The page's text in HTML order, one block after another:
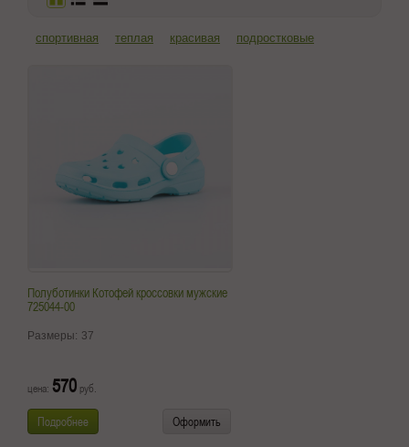
спортивная теплая красивая подростковые
Полуботинки Котофей кроссовки мужские
725044-00
Размеры: 37
цена: 570 руб.
Подробнее Оформить